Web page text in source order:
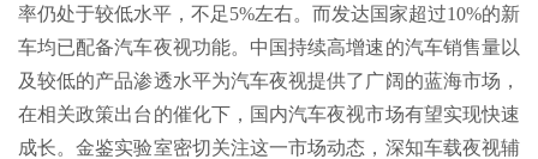
率仍处于较低水平，不足5%左右。而发达国家超过10%的新
车均已配备汽车夜视功能。中国持续高增速的汽车销售量以
及较低的产品渗透水平为汽车夜视提供了广阔的蓝海市场，
在相关政策出台的催化下，国内汽车夜视市场有望实现快速
成长。金鉴实验室密切关注这一市场动态，深知车载夜视辅